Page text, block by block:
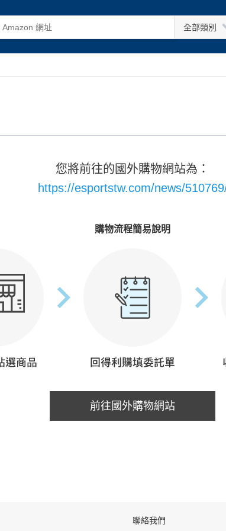
全部類別
您將前往的國外購物網站為：
https://esportstw.com/news/
購物流程簡易說明
前往國外購物網站
聯絡我們